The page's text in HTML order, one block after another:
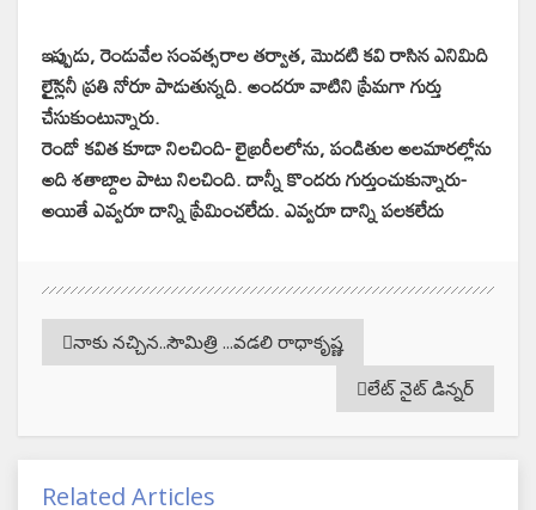
ఇప్పుడు, రెండువేల సంవత్సరాల తర్వాత, మొదటి కవి రాసిన ఎనిమిది
లైైన్లనీ ప్రతి నోరూ పాడుతున్నది. అందరూ వాటిని ప్రేమగా గుర్తు
చేసుకుంటున్నారు.
రెండో కవిత కూడా నిలచింది- లైబ్రరీలలోను, పండితుల అలమారల్లోను
అది శతాబ్దాల పాటు నిలచింది. దాన్నీ కొందరు గుర్తుంచుకున్నారు-
అయితే ఎవ్వరూ దాన్ని ప్రేమించలేదు. ఎవ్వరూ దాన్ని పలకలేదు
నాకు నచ్చిన..సౌమిత్రి ...వడలి రాధాకృష్ణ
లేట్ నైట్ డిన్నర్
Related Articles